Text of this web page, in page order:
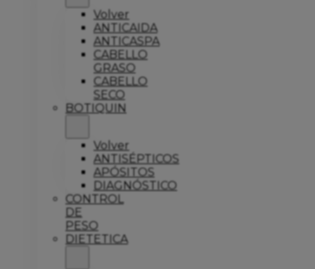
Volver
ANTICAIDA
ANTICASPA
CABELLO
GRASO
CABELLO
SECO
BOTIQUIN
Volver
ANTISÉPTICOS
APÓSITOS
DIAGNÓSTICO
CONTROL
DE
PESO
DIETETICA